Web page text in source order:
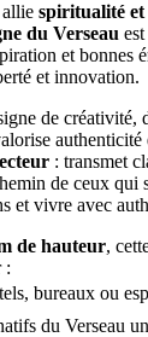
spiritualité et
du Verseau
et bonnes
et innovation.
de créativité,
authenticité
: transmet
de ceux qui
et vivre avec
de hauteur,
:
bureaux ou
du Verseau